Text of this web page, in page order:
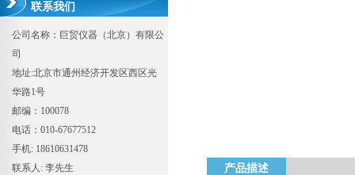
联系我们
公司名称：巨贸仪器（北京）有限公
司
地址:北京市通州经济开发区西区光
华路1号
邮编：100078
电话：010-67677512
手机: 18610631478
联系人: 李先生
产品描述